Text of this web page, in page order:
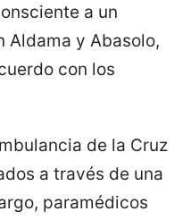
a un
Aldama y Abasolo,
con los
de la Cruz
a través de una
paramédicos